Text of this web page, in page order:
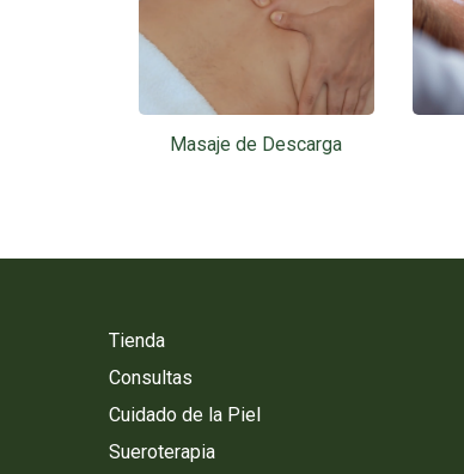
Masaje de Descarga
Tienda
Consultas
Cuidado de la Piel
Sueroterapia